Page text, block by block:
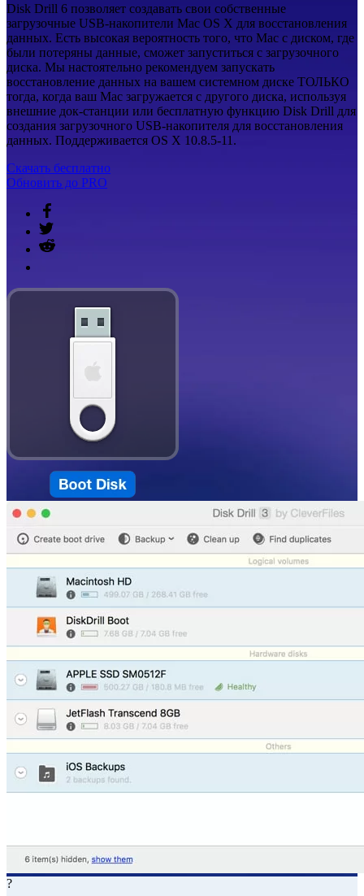
Disk Drill 6 позволяет создавать свои собственные
загрузочные USB-накопители Mac OS X для восстановления
данных. Есть высокая вероятность того, что Mac с диском, где
были потеряны данные, сможет запуститься с загрузочного
диска. Мы настоятельно рекомендуем запускать
восстановление данных на вашем системном диске ТОЛЬКО
тогда, когда ваш Mac загружается с другого диска, используя
внешние док-станции или бесплатную функцию Disk Drill для
создания загрузочного USB-накопителя для восстановления
данных. Поддерживается OS X 10.8.5-11.
Скачать бесплатно
Обновить до PRO
?